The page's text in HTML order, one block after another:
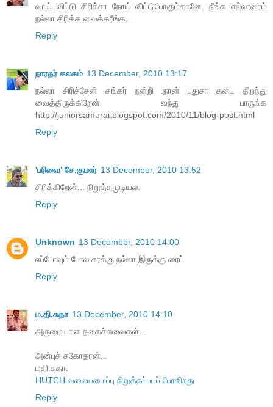
வாய் விட்டு சிரிச்சா நோய் விட்டுபோகும்தானே. நீங்க எல்லாரைம்
நல்லா சிரிக்க வைக்கரீங்க.
Reply
நாரதர் கலகம் 13 December, 2010 13:17
நல்லா சிரிச்சேன் சங்கர் நன்றி .நான் புதுசா கடை திறந்து
வைத்திருக்கிறேன் வந்து பாருங்க
http://juniorsamurai.blogspot.com/2010/11/blog-post.html
Reply
'பரிவை' சே.குமார் 13 December, 2010 13:52
சிரிக்கிறேன்... நிறுத்தமுடியல.
Reply
Unknown 13 December, 2010 14:00
எப்போவும் போல சரக்கு நல்லா இருக்கு ரைட்
Reply
ம.தி.சுதா 13 December, 2010 14:10
அருமையான நகைச்சுவைகள்...
அன்புச் சகோதரன்...
மதி.சுதா.
HUTCH வலையமைப்பு நிறுத்தப்படப் போகிறது
Reply